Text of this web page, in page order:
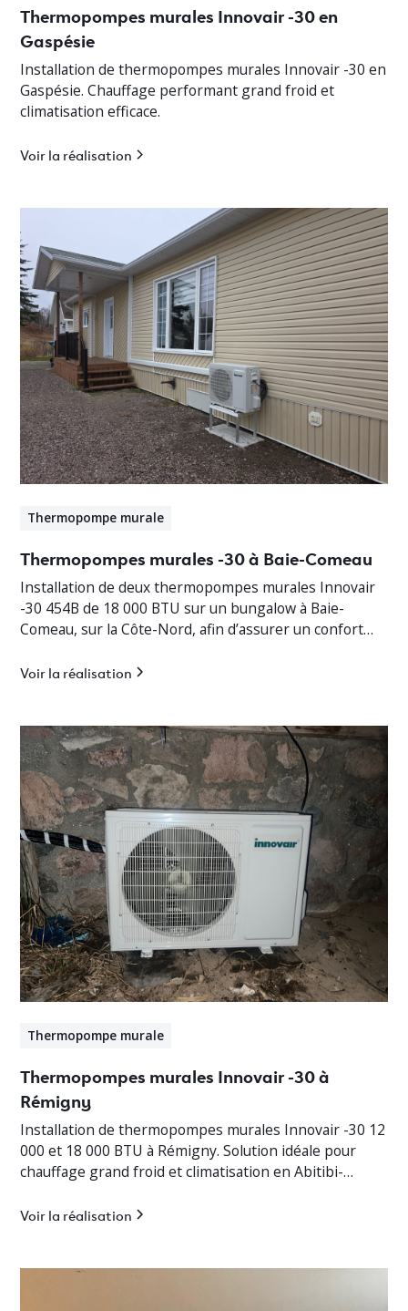
Thermopompes murales Innovair -30 en
Gaspésie
Installation de thermopompes murales Innovair -30 en
Gaspésie. Chauffage performant grand froid et
climatisation efficace.
Voir la réalisation
Thermopompe murale
Thermopompes murales -30 à Baie-Comeau
Installation de deux thermopompes murales Innovair
-30 454B de 18 000 BTU sur un bungalow à Baie-
Comeau, sur la Côte-Nord, afin d’assurer un confort
Voir la réalisation
Thermopompe murale
Thermopompes murales Innovair -30 à
Rémigny
Installation de thermopompes murales Innovair -30 12
000 et 18 000 BTU à Rémigny. Solution idéale pour
chauffage grand froid et climatisation en Abitibi-
Voir la réalisation